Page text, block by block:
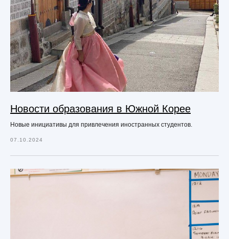
Новости образования в Южной Корее
Новые инициативы для привлечения иностранных студентов.
07.10.2024